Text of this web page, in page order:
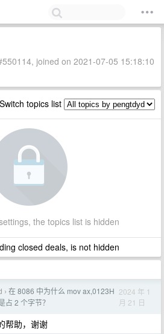
joined on 2021-07-05 15:18:10
Switch topics list
the topics list is hidden
closed deals, is not hidden
› 在 8086 中为什么 mov ax,0123H
占 2 个字节？
2024 年 1
月 21 日
帮助，谢谢